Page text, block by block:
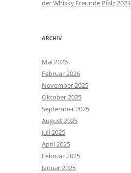
der Whisky Freunde Pfalz 2023
ARCHIV
Mai 2026
Februar 2026
November 2025
Oktober 2025
September 2025
August 2025
Juli 2025
April 2025
Februar 2025
Januar 2025